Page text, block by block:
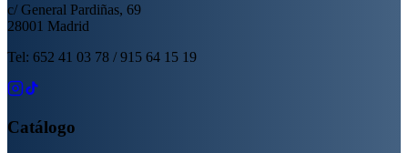
c/ General Pardiñas, 69
28001 Madrid
Tel: 652 41 03 78 / 915 64 15 19
Catálogo